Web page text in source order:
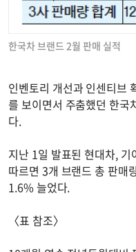
한국차 브랜드 2월 판매 실적
인벤토리 개선과 인센티브
를 보이면서 주춤했던 한국
다.
지난 1일 발표된 현대차,
따르면 3개 브랜드 총 판매
1.6% 늘었다.
〈표 참조〉